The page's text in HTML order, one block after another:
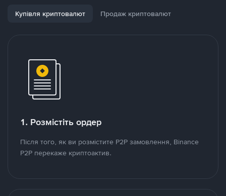
Купівля криптовалют Продаж криптовалют
1. Розмістіть ордер
Після того, як ви розмістите P2P замовлення, Binance
P2P перекаже криптоактив.